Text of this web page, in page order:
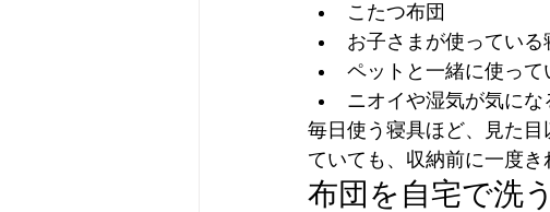
こたつ布団
お子さまが使っている
ペットと一緒に使って
ニオイや湿気が気にな
毎日使う寝具ほど、見た
ていても、収納前に一度き
布団を自宅で洗